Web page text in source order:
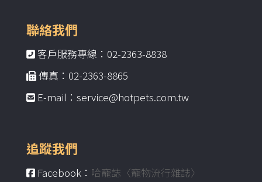
聯絡我們
客戶服務專線：02-2363-8838
傳真：02-2363-8865
E-mail：service@hotpets.com.tw
追蹤我們
Facebook： 哈寵誌〈寵物流行雜誌〉